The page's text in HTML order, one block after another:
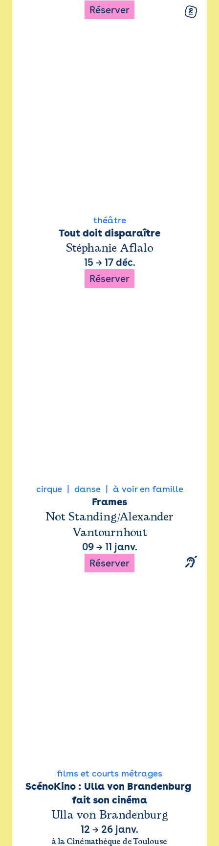
Réserver
théâtre
Tout doit disparaître
Stéphanie Aflalo
15 → 17 déc.
Réserver
cirque danse à voir en famille
Frames
Not Standing/Alexander
Vantournhout
09→ 11 janv.
Réserver
films et courts métrages
ScénoKino : Ulla von Brandenburg
fait son cinéma
Ulla von Brandenburg
12 → 26 janv.
à la Cinémathèque de Toulouse